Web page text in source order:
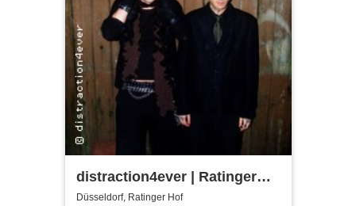
distraction4ever | Ratinger
Hof
Düsseldorf, Ratinger Hof